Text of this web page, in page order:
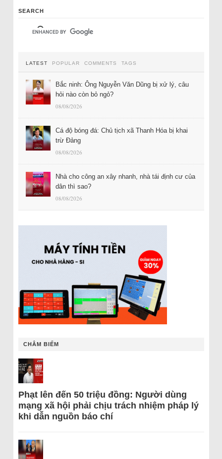
SEARCH
LATEST POPULAR COMMENTS TAGS
Bắc ninh: Ông Nguyễn Văn Dũng bị xử lý, câu
hỏi nào còn bỏ ngỏ?
08/08/2026
Cá độ bóng đá: Chủ tịch xã Thanh Hóa bị khai
trừ Đảng
08/08/2026
Nhà cho công an xây nhanh, nhà tái định cư của
dân thì sao?
08/08/2026
CHÂM BIẾM
Phạt lên đến 50 triệu đồng: Người dùng
mạng xã hội phải chịu trách nhiệm pháp lý
khi dẫn nguồn báo chí